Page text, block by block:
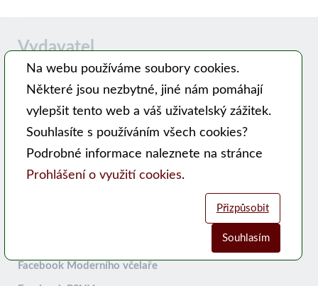
Vydavatel
Časopis MODERNÍ VČELAŘ vydává PSNV-CZ:
Pracovní společnost nástavkových včelařů CZ, z. s.
Hlavní 99, 753 56 Opatovice
Kontakty
Facebook Moderního včelaře
Na webu používáme soubory cookies.
Některé jsou nezbytné, jiné nám pomáhají
vylepšit tento web a váš uživatelský zážitek.
Souhlasíte s používáním všech cookies?
Podrobné informace naleznete na stránce
Prohlášení o využití cookies.
Přizpůsobit
Souhlasím
Funkční cookies (vždy aktivní)
Analytické cookies